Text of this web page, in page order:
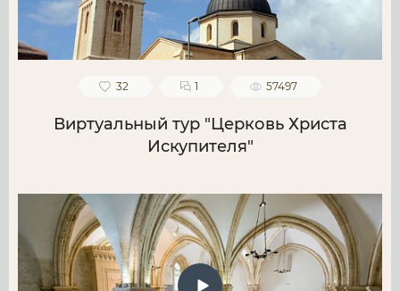
32 1 57497
Виртуальный тур "Церковь Христа
Искупителя"